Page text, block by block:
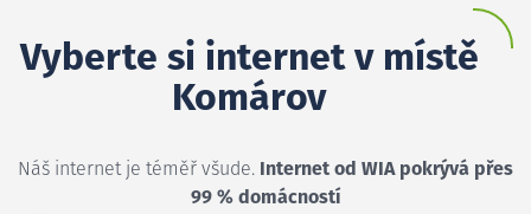
Vyberte si internet v místě
Komárov
Náš internet je téměř všude. Internet od WIA pokrývá přes
99 % domácností